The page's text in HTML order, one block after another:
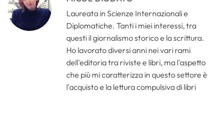
Laureata in Scienze Internazionali e
Diplomatiche. Tanti i miei interessi, tra
questi il giornalismo storico e la scrittura.
Ho lavorato diversi anni nei vari rami
dell'editoria tra riviste e libri, ma l'aspetto
che più mi caratterizza in questo settore è
l'acquisto e la lettura compulsiva di libri